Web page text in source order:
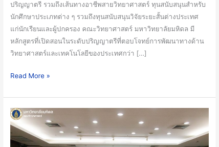
ปริญญาตรี รวมถึงเส้นทางอาชีพสายวิทยาศาสตร์ ทุนสนับสนุนสำหรับ
นักศึกษาประเภทต่าง ๆ รวมถึงทุนสนับสนุนวิจัยระยะสั้นต่างประเทศ
แก่นักเรียนและผู้ปกครอง คณะวิทยาศาสตร์ มหาวิทยาลัยมหิดล มี
หลักสูตรที่เปิดสอนในระดับปริญญาตรีที่ตอบโจทย์การพัฒนาทางด้าน
วิทยาศาสตร์และเทคโนโลยีของประเทศกว่า […]
Read More »
คณะ
วิทย์
ม.มหิดล